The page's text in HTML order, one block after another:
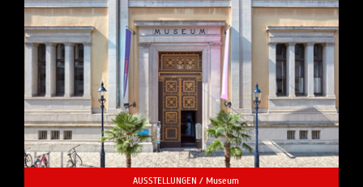
AUSSTELLUNGEN / Museum